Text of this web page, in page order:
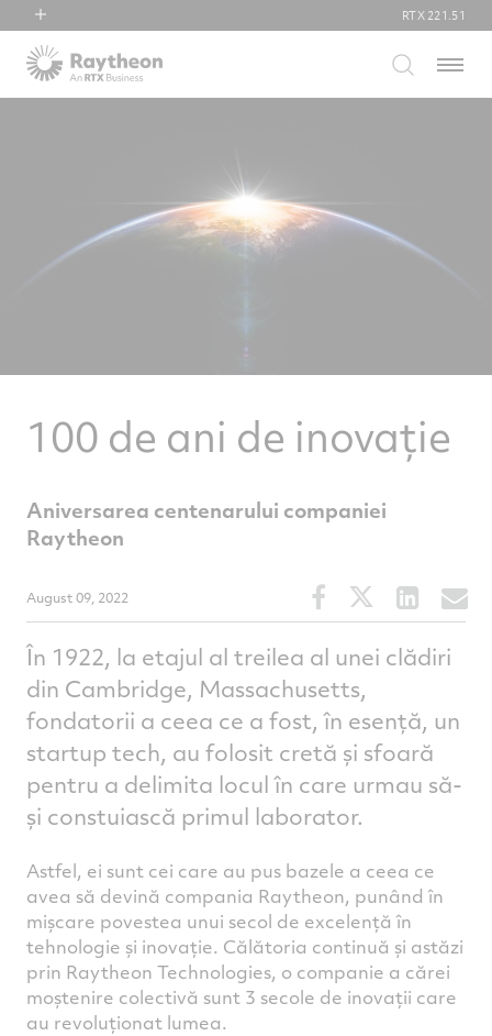
RTX
Collins Aerospace
RTX 221.51
Menu
100 de ani de inovație
Aniversarea centenarului companiei
Raytheon
August 09, 2022
Share
this
on
Facebook
Share
this
on
Share
this
on
În 1922, la etajul al treilea al unei clădiri
din Cambridge, Massachusetts,
fondatorii a ceea ce a fost, în esență, un
startup tech, au folosit cretă și sfoară
pentru a delimita locul în care urmau să-
și constuiască primul laborator.
Astfel, ei sunt cei care au pus bazele a ceea ce
avea să devină compania Raytheon, punând în
mișcare povestea unui secol de excelență în
tehnologie și inovație. Călătoria continuă și astăzi
prin Raytheon Technologies, o companie a cărei
moștenire colectivă sunt 3 secole de inovații care
au revoluționat lumea.